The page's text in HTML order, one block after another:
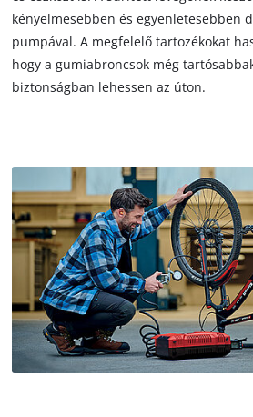
kényelmesebben és egyenletesebben
pumpával. A megfelelő tartozékokat
hogy a gumiabroncsok még
biztonságban lehessen az úton.